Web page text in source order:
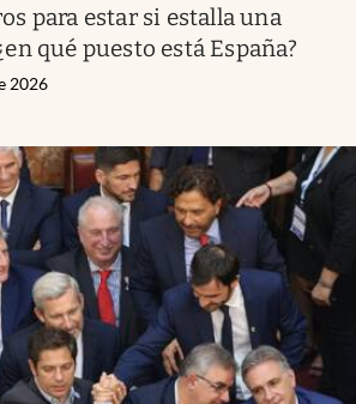
para estar si estalla una
qué puesto está España?
2026